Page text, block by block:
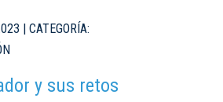
| CATEGORÍA:
y sus retos